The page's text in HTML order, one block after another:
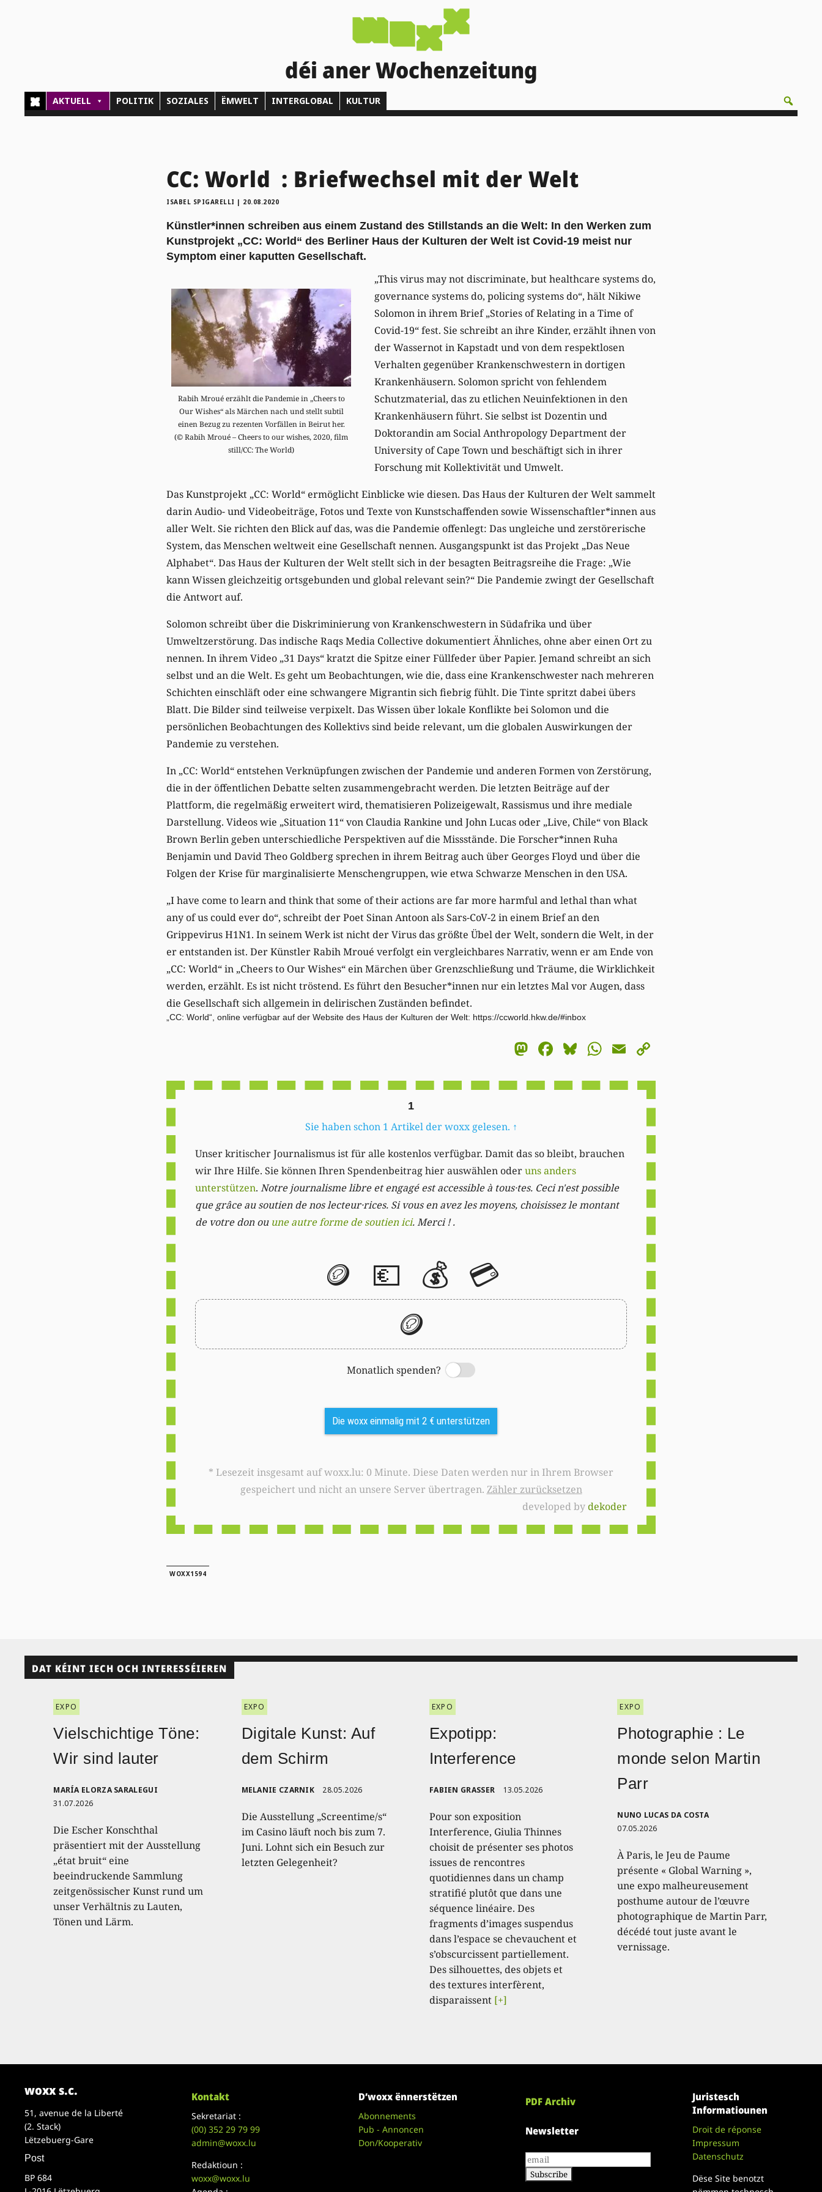
déi aner Wochenzeitung
AKTUELL POLITIK SOZIALES ËMWELT INTERGLOBAL KULTUR
CC: World : Briefwechsel mit der Welt
ISABEL SPIGARELLI | 20.08.2020
Künstler*innen schreiben aus einem Zustand des Stillstands an die Welt: In den Werken zum
Kunstprojekt „CC: World“ des Berliner Haus der Kulturen der Welt ist Covid-19 meist nur
Symptom einer kaputten Gesellschaft.
Rabih Mroué erzählt die Pandemie in „Cheers to
Our Wishes“ als Märchen nach und stellt subtil
einen Bezug zu rezenten Vorfällen in Beirut her.
(© Rabih Mroué – Cheers to our wishes, 2020, film
still/CC: The World)
„This virus may not discriminate, but healthcare systems do,
governance systems do, policing systems do“, hält Nikiwe
Solomon in ihrem Brief „Stories of Relating in a Time of
Covid-19“ fest. Sie schreibt an ihre Kinder, erzählt ihnen von
der Wassernot in Kapstadt und von dem respektlosen
Verhalten gegenüber Krankenschwestern in dortigen
Krankenhäusern. Solomon spricht von fehlendem
Schutzmaterial, das zu etlichen Neuinfektionen in den
Krankenhäusern führt. Sie selbst ist Dozentin und
Doktorandin am Social Anthropology Department der
University of Cape Town und beschäftigt sich in ihrer
Forschung mit Kollektivität und Umwelt.
Das Kunstprojekt „CC: World“ ermöglicht Einblicke wie diesen. Das Haus der Kulturen der Welt sammelt
darin Audio- und Videobeiträge, Fotos und Texte von Kunstschaffenden sowie Wissenschaftler*innen aus
aller Welt. Sie richten den Blick auf das, was die Pandemie offenlegt: Das ungleiche und zerstörerische
System, das Menschen weltweit eine Gesellschaft nennen. Ausgangspunkt ist das Projekt „Das Neue
Alphabet“. Das Haus der Kulturen der Welt stellt sich in der besagten Beitragsreihe die Frage: „Wie
kann Wissen gleichzeitig ortsgebunden und global relevant sein?“ Die Pandemie zwingt der Gesellschaft
die Antwort auf.
Solomon schreibt über die Diskriminierung von Krankenschwestern in Südafrika und über
Umweltzerstörung. Das indische Raqs Media Collective dokumentiert Ähnliches, ohne aber einen Ort zu
nennen. In ihrem Video „31 Days“ kratzt die Spitze einer Füllfeder über Papier. Jemand schreibt an sich
selbst und an die Welt. Es geht um Beobachtungen, wie die, dass eine Krankenschwester nach mehreren
Schichten einschläft oder eine schwangere Migrantin sich fiebrig fühlt. Die Tinte spritzt dabei übers
Blatt. Die Bilder sind teilweise verpixelt. Das Wissen über lokale Konflikte bei Solomon und die
persönlichen Beobachtungen des Kollektivs sind beide relevant, um die globalen Auswirkungen der
Pandemie zu verstehen.
In „CC: World“ entstehen Verknüpfungen zwischen der Pandemie und anderen Formen von Zerstörung,
die in der öffentlichen Debatte selten zusammengebracht werden. Die letzten Beiträge auf der
Plattform, die regelmäßig erweitert wird, thematisieren Polizeigewalt, Rassismus und ihre mediale
Darstellung. Videos wie „Situation 11“ von Claudia Rankine und John Lucas oder „Live, Chile“ von Black
Brown Berlin geben unterschiedliche Perspektiven auf die Missstände. Die Forscher*innen Ruha
Benjamin und David Theo Goldberg sprechen in ihrem Beitrag auch über Georges Floyd und über die
Folgen der Krise für marginalisierte Menschengruppen, wie etwa Schwarze Menschen in den USA.
„I have come to learn and think that some of their actions are far more harmful and lethal than what
any of us could ever do“, schreibt der Poet Sinan Antoon als Sars-CoV-2 in einem Brief an den
Grippevirus H1N1. In seinem Werk ist nicht der Virus das größte Übel der Welt, sondern die Welt, in der
er entstanden ist. Der Künstler Rabih Mroué verfolgt ein vergleichbares Narrativ, wenn er am Ende von
„CC: World“ in „Cheers to Our Wishes“ ein Märchen über Grenzschließung und Träume, die Wirklichkeit
werden, erzählt. Es ist nicht tröstend. Es führt den Besucher*innen nur ein letztes Mal vor Augen, dass
die Gesellschaft sich allgemein in delirischen Zuständen befindet.
„CC: World“, online verfügbar auf der Website des Haus der Kulturen der Welt: https://ccworld.hkw.de/#inbox
Mastodon
Facebook
Bluesky
WhatsApp
Email
1
Sie haben schon 1 Artikel der woxx gelesen. ↑
Unser kritischer Journalismus ist für alle kostenlos verfügbar. Damit das so bleibt, brauchen
wir Ihre Hilfe. Sie können Ihren Spendenbeitrag hier auswählen oderuns anders
unterstützen. Notre journalisme libre et engagé est accessible à tous·tes. Ceci n'est possible
que grâce au soutien de nos lecteur·rices. Si vous en avez les moyens, choisissez le montant
de votre don ou une autre forme de soutien ici. Merci ! .
🪙 💶 💰 💳
🪙
Monatlich spenden?
Switch
Die woxx einmalig mit 2 € unterstützen
* Lesezeit insgesamt auf woxx.lu: 0 Minute. Diese Daten werden nur in Ihrem Browser
gespeichert und nicht an unsere Server übertragen. Zähler zurücksetzen
developed bydekoder
WOXX1594
DAT KÉINT IECH OCH INTERESSÉIEREN
EXPO
Vielschichtige Töne:
Wir sind lauter
MARÍA ELORZA SARALEGUI
31.07.2026
Die Escher Konschthal
präsentiert mit der Ausstellung
„état bruit“ eine
beeindruckende Sammlung
zeitgenössischer Kunst rund um
unser Verhältnis zu Lauten,
Tönen und Lärm.
EXPO
Digitale Kunst: Auf
dem Schirm
MELANIE CZARNIK 28.05.2026
Die Ausstellung „Screentime/s“
im Casino läuft noch bis zum 7.
Juni. Lohnt sich ein Besuch zur
letzten Gelegenheit?
EXPO
Expotipp:
Interference
FABIEN GRASSER 13.05.2026
Pour son exposition
Interference, Giulia Thinnes
choisit de présenter ses photos
issues de rencontres
quotidiennes dans un champ
stratifié plutôt que dans une
séquence linéaire. Des
fragments d’images suspendus
dans l’espace se chevauchent et
s’obscurcissent partiellement.
Des silhouettes, des objets et
des textures interfèrent,
disparaissent [+]
EXPO
Photographie : Le
monde selon Martin
Parr
NUNO LUCAS DA COSTA
07.05.2026
À Paris, le Jeu de Paume
présente « Global Warning »,
une expo malheureusement
posthume autour de l’œuvre
photographique de Martin Parr,
décédé tout juste avant le
vernissage.
woxx s.c.
51, avenue de la Liberté
(2. Stack)
Lëtzebuerg-Gare
Post
BP 684
Kontakt
Sekretariat :
(00)352 29 79 99
admin@woxx.lu
Redaktioun :
woxx@woxx.lu
D’woxx ënnerstëtzen
Abonnements
Pub - Annoncen
Don/Kooperativ
PDF Archiv
Newsletter
Juristesch
Informatiounen
Droit de réponse
Impressum
Datenschutz
Dëse Site benotzt